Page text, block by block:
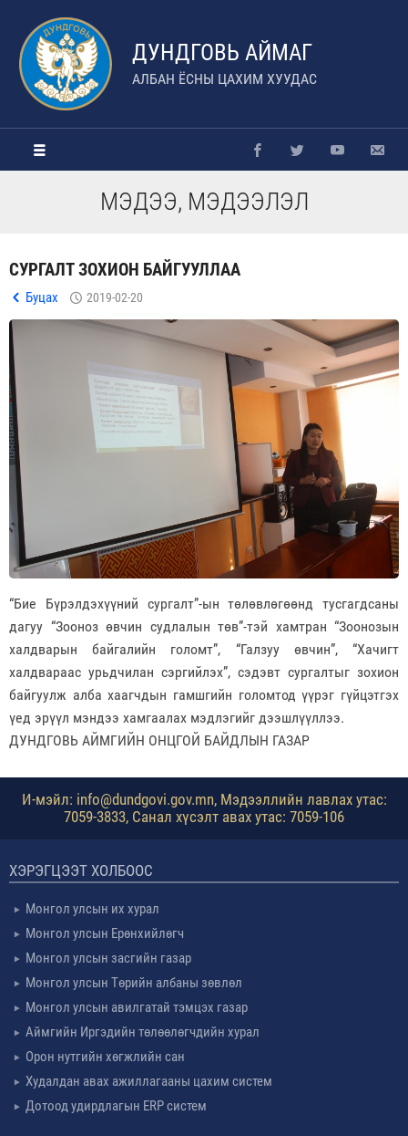
ДУНДГОВЬ АЙМАГ
АЛБАН ЁСНЫ ЦАХИМ ХУУДАС
МЭДЭЭ, МЭДЭЭЛЭЛ
СУРГАЛТ ЗОХИОН БАЙГУУЛЛАА
Буцах 2019-02-20
“Бие Бүрэлдэхүүний сургалт”-ын төлөвлөгөөнд тусгагдсаны
дагуу “Зооноз өвчин судлалын төв”-тэй хамтран “Зоонозын
халдварын байгалийн голомт”, “Галзуу өвчин”, “Хачигт
халдвараас урьдчилан сэргийлэх”, сэдэвт сургалтыг зохион
байгуулж алба хаагчдын гамшгийн голомтод үүрэг гүйцэтгэх
үед эрүүл мэндээ хамгаалах мэдлэгийг дээшлүүллээ.
ДУНДГОВЬ АЙМГИЙН ОНЦГОЙ БАЙДЛЫН ГАЗАР
И-мэйл: info@dundgovi.gov.mn, Мэдээллийн лавлах утас:
7059-3833, Санал хүсэлт авах утас: 7059-106
ХЭРЭГЦЭЭТ ХОЛБООС
Монгол улсын их хурал
Монгол улсын Ерөнхийлөгч
Монгол улсын засгийн газар
Монгол улсын Төрийн албаны зөвлөл
Монгол улсын авилгатай тэмцэх газар
Аймгийн Иргэдийн төлөөлөгчдийн хурал
Орон нутгийн хөгжлийн сан
Худалдан авах ажиллагааны цахим систем
Дотоод удирдлагын ERP систем